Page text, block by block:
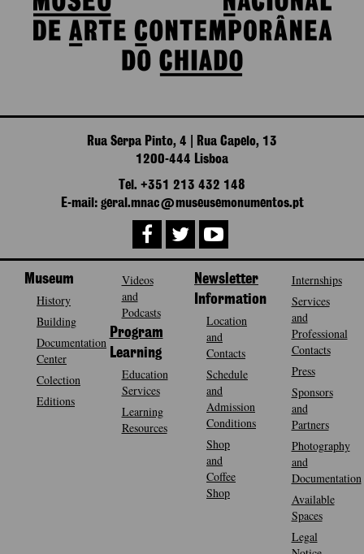
Rua Serpa Pinto, 4 | Rua Capelo, 13
1200-444 Lisboa
Tel. +351 213 432 148
E-mail: geral.mnac@museusemonumentos.pt
Museum
History
Building
Documentation
Center
Colection
Editions
Videos
and
Podcasts
Program
Learning
Education
Services
Learning
Resources
Newsletter
Information
Location
and
Contacts
Schedule
and
Admission
Conditions
Shop
and
Coffee
Shop
Internships
Services
and
Professional
Contacts
Press
Sponsors
and
Partners
Photography
and
Documentation
Available
Spaces
Legal